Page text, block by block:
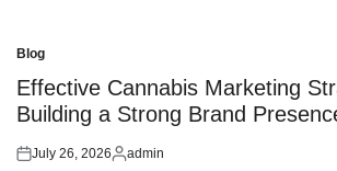
Posted
in
Blog
Effective Cannabis Marketing
Building a Strong Brand
Posted
July 26, 2026
Posted
admin